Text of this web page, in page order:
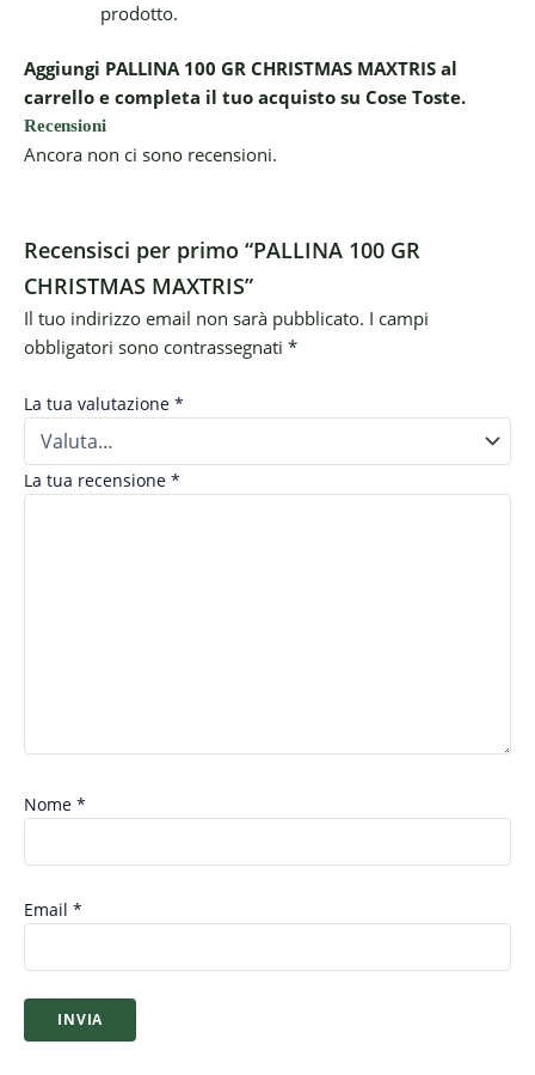
prodotto.
Aggiungi PALLINA 100 GR CHRISTMAS MAXTRIS al
carrello e completa il tuo acquisto su Cose Toste.
Recensioni
Ancora non ci sono recensioni.
Recensisci per primo “PALLINA 100 GR
CHRISTMAS MAXTRIS”
Il tuo indirizzo email non sarà pubblicato. I campi
obbligatori sono contrassegnati *
La tua valutazione *
La tua recensione *
Nome *
Email *